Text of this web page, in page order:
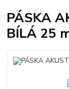
PÁSKA
BÍLÁ 25